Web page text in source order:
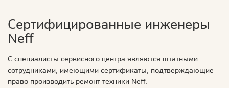
Сертифицированные инженеры
Neff
С специалисты сервисного центра являются штатными
сотрудниками, имеющими сертификаты, подтверждающие
право производить ремонт техники Neff.